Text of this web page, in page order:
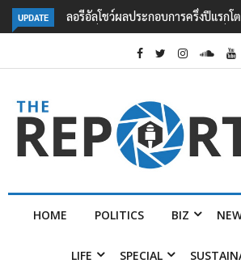
UPDATE
ลอรีอัลโชว์ผลประกอบการครึ่งปีแรกโต 6.5% กวา
คว้าไลเซนส์ ‘กุชชี่’ 50 ปี พร้อมส่ง 4 แบรนด์ใหม่บุก
POLITICS BIZ